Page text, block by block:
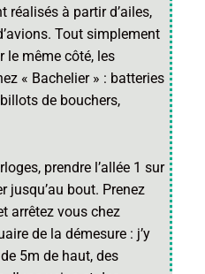
réalisés à partir d’ailes,
Tout simplement
le même côté, les
« Bachelier » : batteries
de bouchers,
prendre l’allée 1 sur
jusqu’au bout. Prenez
arrêtez vous chez
de la démesure : j’y
5m de haut, des